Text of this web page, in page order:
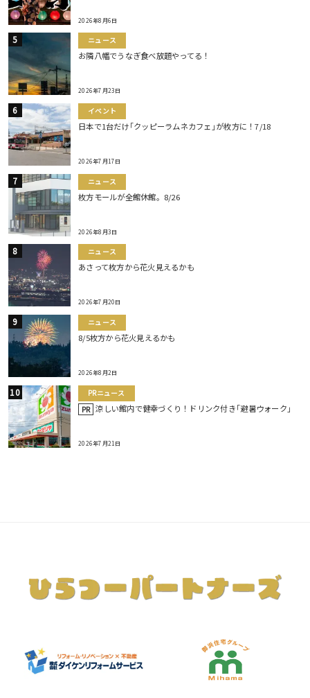
2026年8月6日
ニュース
お隣八幡でうなぎ食べ放題やってる！
2026年7月23日
イベント
日本で1台だけ｢クッピーラムネカフェ｣が枚方に！7/18
2026年7月17日
ニュース
枚方モールが全館休館。8/26
2026年8月3日
ニュース
あさって枚方から花火見えるかも
2026年7月20日
ニュース
8/5枚方から花火見えるかも
2026年8月2日
PRニュース
PR 涼しい館内で健幸づくり！ドリンク付き｢避暑ウォーク｣
2026年7月21日